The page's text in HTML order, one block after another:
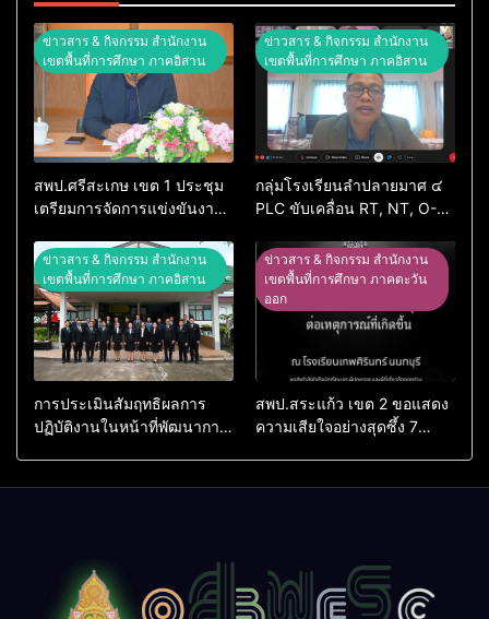
ข่าวสาร & กิจกรรม สำนักงาน
เขตพื้นที่การศึกษา ภาคอิสาน
สพป.ศรีสะเกษ เขต 1 ประชุม
เตรียมการจัดการแข่งขันงาน
74 ปีการศึกษา 2569
ข่าวสาร & กิจกรรม สำนักงาน
เขตพื้นที่การศึกษา ภาคอิสาน
กลุ่มโรงเรียนลำปลายมาศ ๔
PLC ขับเคลื่อน RT, NT, O-
ข่าวสาร & กิจกรรม สำนักงาน
เขตพื้นที่การศึกษา ภาคอิสาน
การประเมินสัมฤทธิผลการ
ปฏิบัติงานในหน้าที่พัฒนาการ
ข่าวสาร & กิจกรรม สำนักงาน
เขตพื้นที่การศึกษา ภาคตะวัน
ออก
สพป.สระแก้ว เขต 2 ขอแสดง
ความเสียใจอย่างสุดซึ้ง 7